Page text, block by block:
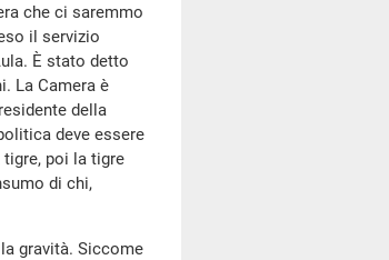
che ci saremmo
il servizio
È stato detto
La Camera è
della
deve essere
poi la tigre
di chi,
gravità. Siccome